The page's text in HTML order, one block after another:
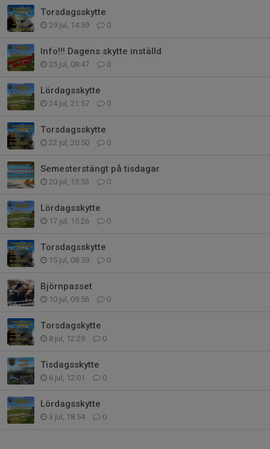
Torsdagsskytte
29 jul, 14:59 0
Info!!! Dagens skytte inställd
25 jul, 08:47 0
Lördagsskytte
24 jul, 21:57 0
Torsdagsskytte
22 jul, 20:50 0
Semesterstängt på tisdagar
20 jul, 13:53 0
Lördagsskytte
17 jul, 15:26 0
Torsdagsskytte
15 jul, 08:59 0
Björnpasset
10 jul, 09:56 0
Torsdagskytte
8 jul, 12:29 0
Tisdagsskytte
6 jul, 12:01 0
Lördagsskytte
3 jul, 18:54 0